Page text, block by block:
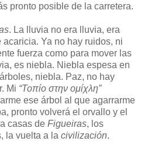
pronto posible de la carretera.
. La lluvia no era lluvia, era
Ya no hay ruidos, ni
fuerza como para mover las
es niebla. Niebla espesa en
niebla. Paz, no hay
Mi “Τοπίο στην ομίχλη”
ese árbol al que agarrarme
pronto volverá el orvallo y el
casas de Figueiras, los
la vuelta a la civilización.